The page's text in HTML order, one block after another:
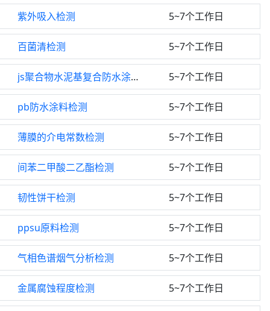
紫外吸入检测 5~7个工作日
百菌清检测 5~7个工作日
js聚合物水泥基复合防水涂料检测 5~7个工作日
pb防水涂料检测 5~7个工作日
薄膜的介电常数检测 5~7个工作日
间苯二甲酸二乙酯检测 5~7个工作日
韧性饼干检测 5~7个工作日
ppsu原料检测 5~7个工作日
气相色谱烟气分析检测 5~7个工作日
金属腐蚀程度检测 5~7个工作日